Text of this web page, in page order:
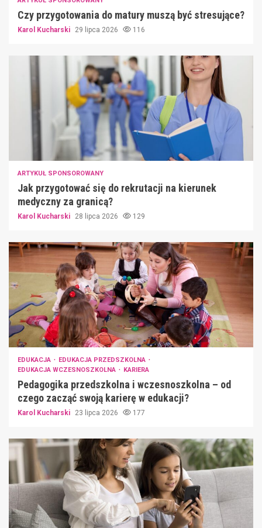
Czy przygotowania do matury muszą być stresujące?
Karol Kucharski 29 lipca 2026 116
ARTYKUŁ SPONSOROWANY
Jak przygotować się do rekrutacji na kierunek
medyczny za granicą?
Karol Kucharski 28 lipca 2026 129
EDUKACJA
EDUKACJA PRZEDSZKOLNA
EDUKACJA WCZESNOSZKOLNA
KARIERA
Pedagogika przedszkolna i wczesnoszkolna – od
czego zacząć swoją karierę w edukacji?
Karol Kucharski 23 lipca 2026 177